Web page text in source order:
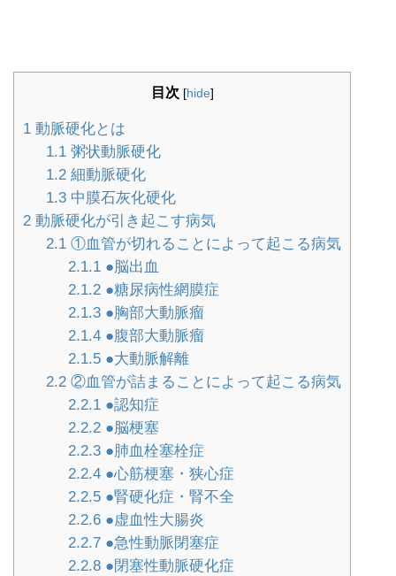
目次 [hide]
1 動脈硬化とは
1.1粥状動脈硬化
1.2細動脈硬化
1.3中膜石灰化硬化
2 動脈硬化が引き起こす病気
2.1①血管が切れることによって起こる病気
2.1.1 ●脳出血
2.1.2 ●糖尿病性網膜症
2.1.3 ●胸部大動脈瘤
2.1.4 ●腹部大動脈瘤
2.1.5 ●大動脈解離
2.2②血管が詰まることによって起こる病気
2.2.1 ●認知症
2.2.2 ●脳梗塞
2.2.3 ●肺血栓塞栓症
2.2.4 ●心筋梗塞・狭心症
2.2.5 ●腎硬化症・腎不全
2.2.6 ●虚血性大腸炎
2.2.7 ●急性動脈閉塞症
2.2.8 ●閉塞性動脈硬化症